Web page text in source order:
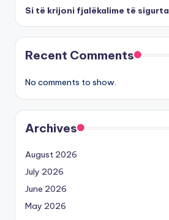
Si të krijoni fjalëkalime të sigurta
Recent Comments
No comments to show.
Archives
August 2026
July 2026
June 2026
May 2026